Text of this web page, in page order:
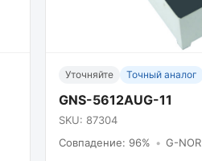
Уточняйте Точный аналог
GNS-5612AUG-11
SKU: 87304
Совпадение: 96% • G-NOR